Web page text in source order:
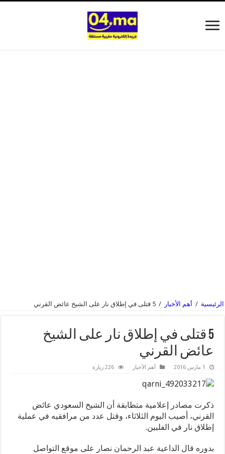
الرئيسية / أهم الأخبار / 5 قتلى في إطلاق نار على الشيخ عائض القرني
5 قتلى في إطلاق نار على الشيخ
عائض القرني
1 مارس 2016 أهم الأخبار 226 زيارة
ذكرت مصادر إعلامية متطابقة أن الشيخ السعودي عائض
القرني، أصيب اليوم الثلاثاء، وقتل عدد من مرافقيه في عملية
إطلاق نار في الفلبين.
بدوره قال الداعية عبد الرحمان نصار على موقع التواصل